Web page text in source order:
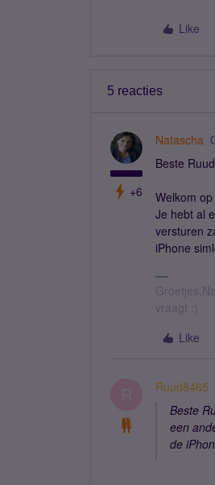
Like
5 reacties
+6
Natascha
Beste
Welkom
Je hebt al
versturen
iPhone
vraagt :)
Like
Ruud8465
Beste
een
de